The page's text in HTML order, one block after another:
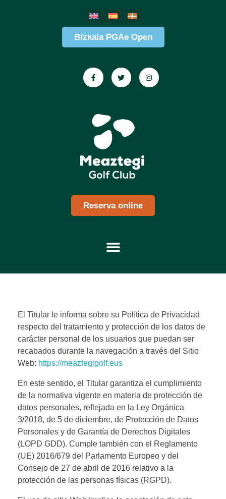
Bizkaia PGAe Open
Reserva online
El Titular le informa sobre su Política de Privacidad
respecto del tratamiento y protección de los datos de
carácter personal de los usuarios que puedan ser
recabados durante la navegación a través del Sitio
Web: https://meaztegigolf.eus
En este sentido, el Titular garantiza el cumplimiento
de la normativa vigente en materia de protección de
datos personales, reflejada en la Ley Orgánica
3/2018, de 5 de diciembre, de Protección de Datos
Personales y de Garantía de Derechos Digitales
(LOPD GDD). Cumple también con el Reglamento
(UE) 2016/679 del Parlamento Europeo y del
Consejo de 27 de abril de 2016 relativo a la
protección de las personas físicas (RGPD).